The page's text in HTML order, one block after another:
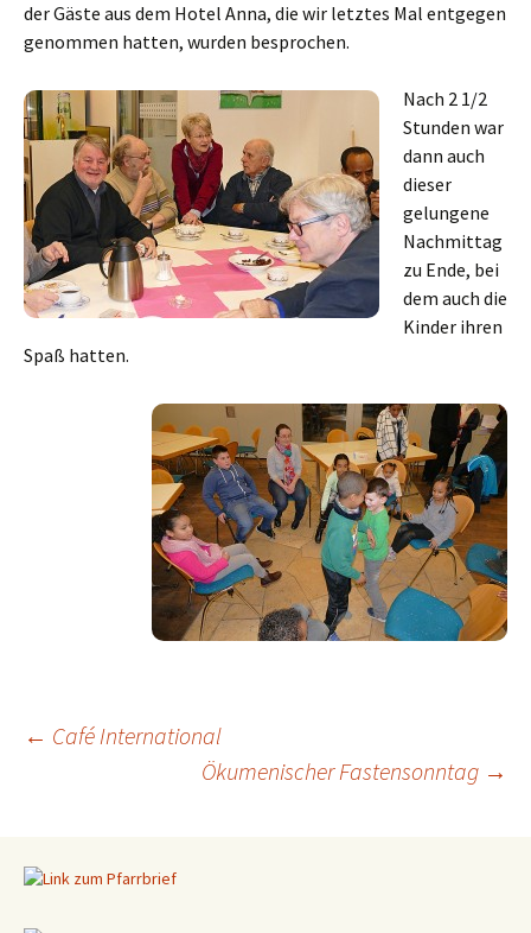
der Gäste aus dem Hotel Anna, die wir letztes Mal entgegen
genommen hatten, wurden besprochen.
Nach 2 1/2
Stunden war
dann auch
dieser
gelungene
Nachmittag
zu Ende, bei
dem auch die
Kinder ihren
Spaß hatten.
Beitragsnavigation
← Café International
Ökumenischer Fastensonntag →